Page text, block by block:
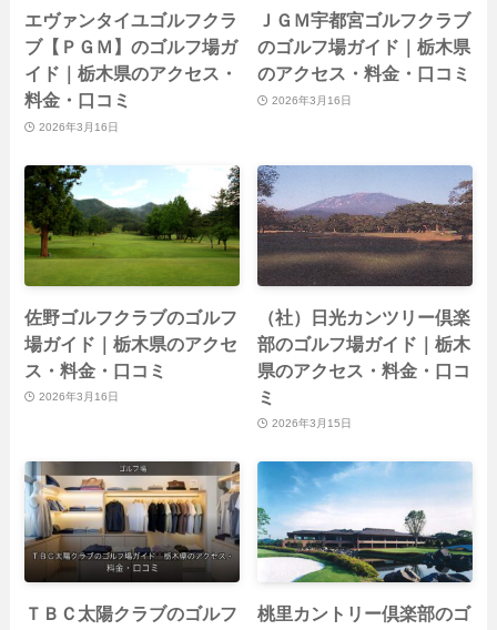
エヴァンタイユゴルフクラ
ブ【ＰＧＭ】のゴルフ場ガ
イド｜栃木県のアクセス・
料金・口コミ
2026年3月16日
ＪＧＭ宇都宮ゴルフクラブ
のゴルフ場ガイド｜栃木県
のアクセス・料金・口コミ
2026年3月16日
佐野ゴルフクラブのゴルフ
場ガイド｜栃木県のアクセ
ス・料金・口コミ
2026年3月16日
（社）日光カンツリー倶楽
部のゴルフ場ガイド｜栃木
県のアクセス・料金・口コ
ミ
2026年3月15日
ＴＢＣ太陽クラブのゴルフ 桃里カントリー倶楽部のゴ